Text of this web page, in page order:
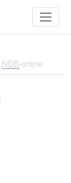
NDB-online